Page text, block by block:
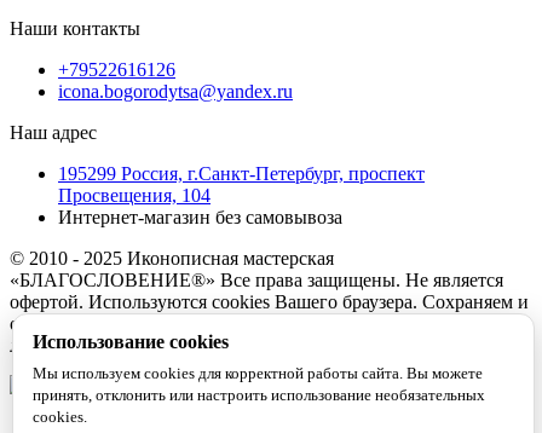
Наши контакты
+79522616126
icona.bogorodytsa@yandex.ru
Наш адрес
195299 Россия, г.Санкт-Петербург, проспект
Просвещения, 104
Интернет-магазин без самовывоза
© 2010 - 2025 Иконописная мастерская
«БЛАГОСЛОВЕНИЕ®» Все права защищены. Не является
офертой. Используются cookies Вашего браузера. Сохраняем и
обрабатываем Ваши данные, не разглашая данные третьим
лицам. Используя сайт, вы соглашаетесь с этим.
Использование cookies
Мы используем cookies для корректной работы сайта. Вы можете
принять, отклонить или настроить использование необязательных
cookies.